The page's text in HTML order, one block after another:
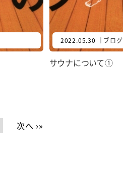
2022.05.30 ｜ブログ
サウナについて①
次へ ›»